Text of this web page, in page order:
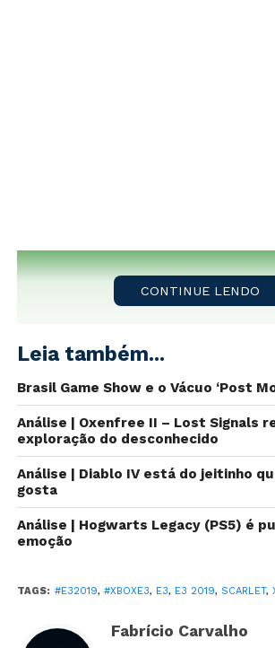
Faltando algumas horas para a
Microsoft
Angeles, um usuário no Twitter
códigos secretos em postagens
diferentes com cores diferentes. Em
CONTINUE LENDO
Leia também...
Brasil Game Show e o Vácuo ‘Post
Análise | Oxenfree II – Lost Signals
exploração do desconhecido
Análise | Diablo IV está do jeitinho
gosta
Análise | Hogwarts Legacy (PS5) é
emoção
TAGS: #E32019, #XBOXE3, E3, E3 2019, SCARLET,
Fabrício Carvalho